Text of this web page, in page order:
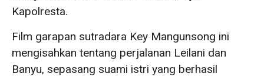
Kapolresta.
Film garapan sutradara Key Mangunsong ini
mengisahkan tentang perjalanan Leilani dan
Banyu, sepasang suami istri yang berhasil